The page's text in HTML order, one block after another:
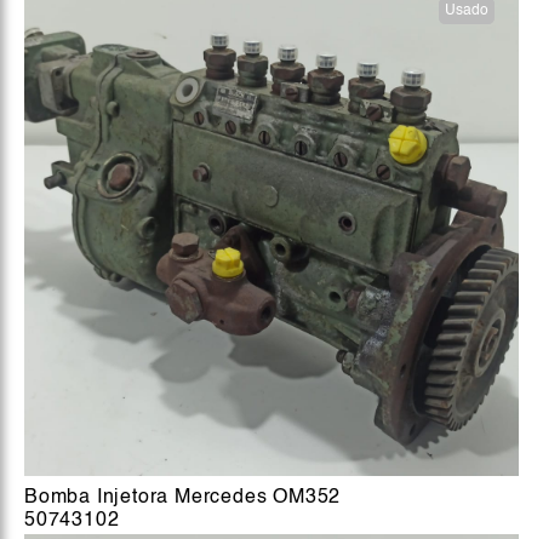
Usado
Bomba Injetora Mercedes OM352
50743102